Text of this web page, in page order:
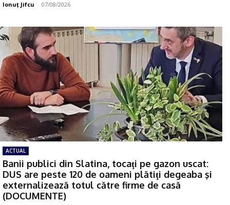
Ionuţ Jifcu - 07/08/2026
ACTUAL
Banii publici din Slatina, tocaţi pe gazon uscat:
DUS are peste 120 de oameni plătiţi degeaba şi
externalizează totul către firme de casă
(DOCUMENTE)